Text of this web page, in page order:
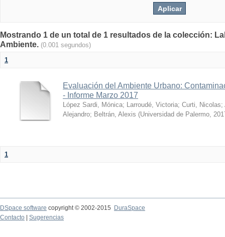
Mostrando 1 de un total de 1 resultados de la colección:
Ambiente. (0.001 segundos)
1
Evaluación del Ambiente Urbano:
- Informe Marzo 2017
López Sardi, Mónica; Larroudé, Victoria; Curti, Nicolas;
Alejandro; Beltrán, Alexis (Universidad de Palermo,
1
DSpace software copyright © 2002-2015
DuraSpace
Contacto
Sugerencias